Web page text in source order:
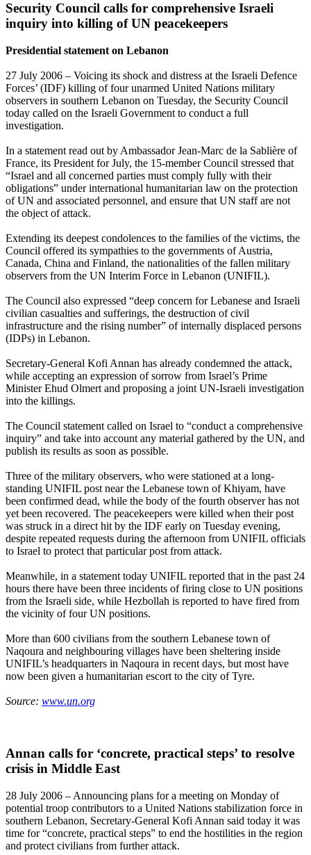
Security Council calls for comprehensive Israeli
inquiry into killing of UN peacekeepers
Presidential statement on Lebanon
27 July 2006 – Voicing its shock and distress at the Israeli Defence
Forces’ (IDF) killing of four unarmed United Nations military
observers in southern Lebanon on Tuesday, the Security Council
today called on the Israeli Government to conduct a full
investigation.
In a statement read out by Ambassador Jean-Marc de la Sablière of
France, its President for July, the 15-member Council stressed that
“Israel and all concerned parties must comply fully with their
obligations” under international humanitarian law on the protection
of UN and associated personnel, and ensure that UN staff are not
the object of attack.
Extending its deepest condolences to the families of the victims, the
Council offered its sympathies to the governments of Austria,
Canada, China and Finland, the nationalities of the fallen military
observers from the UN Interim Force in Lebanon (UNIFIL).
The Council also expressed “deep concern for Lebanese and Israeli
civilian casualties and sufferings, the destruction of civil
infrastructure and the rising number” of internally displaced persons
(IDPs) in Lebanon.
Secretary-General Kofi Annan has already condemned the attack,
while accepting an expression of sorrow from Israel’s Prime
Minister Ehud Olmert and proposing a joint UN-Israeli investigation
into the killings.
The Council statement called on Israel to “conduct a comprehensive
inquiry” and take into account any material gathered by the UN, and
publish its results as soon as possible.
Three of the military observers, who were stationed at a long-
standing UNIFIL post near the Lebanese town of Khiyam, have
been confirmed dead, while the body of the fourth observer has not
yet been recovered. The peacekeepers were killed when their post
was struck in a direct hit by the IDF early on Tuesday evening,
despite repeated requests during the afternoon from UNIFIL officials
to Israel to protect that particular post from attack.
Meanwhile, in a statement today UNIFIL reported that in the past 24
hours there have been three incidents of firing close to UN positions
from the Israeli side, while Hezbollah is reported to have fired from
the vicinity of four UN positions.
More than 600 civilians from the southern Lebanese town of
Naqoura and neighbouring villages have been sheltering inside
UNIFIL’s headquarters in Naqoura in recent days, but most have
now been given a humanitarian escort to the city of Tyre.
Source: www.un.org
Annan calls for ‘concrete, practical steps’ to resolve
crisis in Middle East
28 July 2006 – Announcing plans for a meeting on Monday of
potential troop contributors to a United Nations stabilization force in
southern Lebanon, Secretary-General Kofi Annan said today it was
time for “concrete, practical steps” to end the hostilities in the region
and protect civilians from further attack.